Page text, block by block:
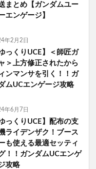
まとめ【ガンダムユー
エンゲージ】
年2月2日
っくりUCE】＜師匠ガ
＞上方修正されたから
ンマンサを引く！！ガ
ムUCエンゲージ攻略
年6月7日
っくりUCE】配布の支
ライデンザク！ブース
も使える最適セッティ
！！ガンダムUCエンゲ
攻略